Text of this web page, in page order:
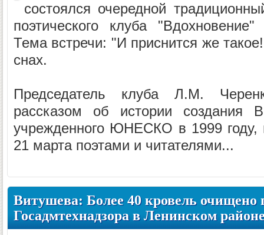
состоялся очередной
поэтического клуба
Тема встречи: "И приснится же
снах.
Председатель клуба Л.М.
рассказом об истории создания
учрежденного ЮНЕСКО в 1999 году,
21 марта поэтами и читателями...
Витушева: Более 40 кровель очищено
Госадмтехнадзора в Ленинском